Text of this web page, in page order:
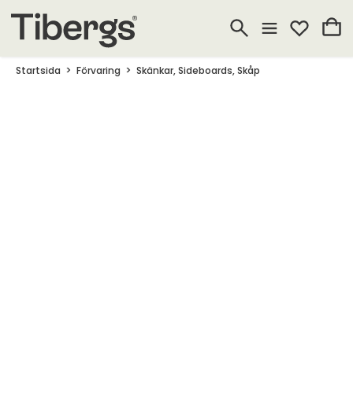
Startsida Förvaring Skänkar, Sideboards, Skåp